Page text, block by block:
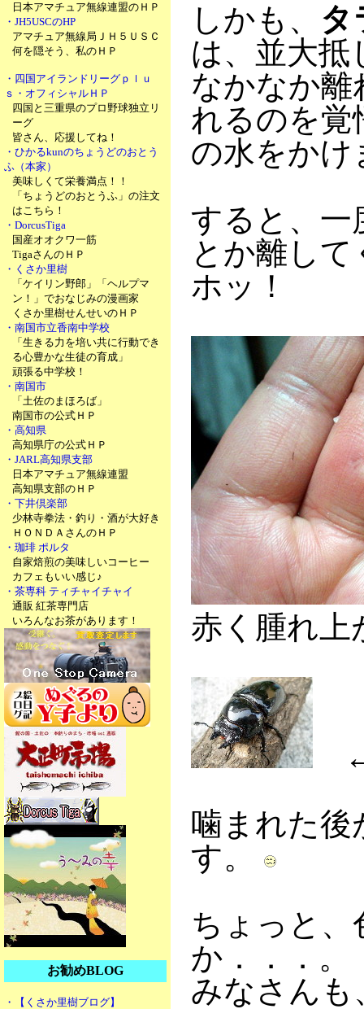
日本アマチュア無線連盟のＨＰ
・JH5USCのHP
アマチュア無線局ＪＨ５ＵＳＣ
何を隠そう、私のＨＰ
・四国アイランドリーグｐｌｕ
ｓ・オフィシャルＨＰ
四国と三重県のプロ野球独立リ
ーグ
皆さん、応援してね！
・ひかるkunのちょうどのおとう
ふ（本家）
美味しくて栄養満点！！
「ちょうどのおとうふ」の注文
はこちら！
・DorcusTiga
国産オオクワ一筋
TigaさんのＨＰ
・くさか里樹
「ケイリン野郎」「ヘルプマ
ン！」でおなじみの漫画家
くさか里樹せんせいのＨＰ
・南国市立香南中学校
「生きる力を培い共に行動でき
る心豊かな生徒の育成」
頑張る中学校！
・南国市
「土佐のまほろば」
南国市の公式ＨＰ
・高知県
高知県庁の公式ＨＰ
・JARL高知県支部
日本アマチュア無線連盟
高知県支部のＨＰ
・下井倶楽部
少林寺拳法・釣り・酒が大好き
ＨＯＮＤＡさんのＨＰ
・珈琲 ポルタ
自家焙煎の美味しいコーヒー
カフェもいい感じ♪
・茶専科 ティチャイチャイ
通販 紅茶専門店
いろんなお茶があります！
お勧めBLOG
・【くさか里樹ブログ】
しかも、 タ
は、並大
なかなか離
れるのを覚
の水をかけ
すると、一
とか離し
ホッ！
赤く腫れ上
←
噛まれた後
す。
ちょっと
か．．．。
みなさん